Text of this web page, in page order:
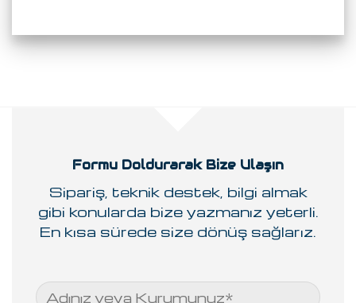
Formu Doldurarak Bize Ulaşın
Sipariş, teknik destek, bilgi almak
gibi konularda bize yazmanız yeterli.
En kısa sürede size dönüş sağlarız.